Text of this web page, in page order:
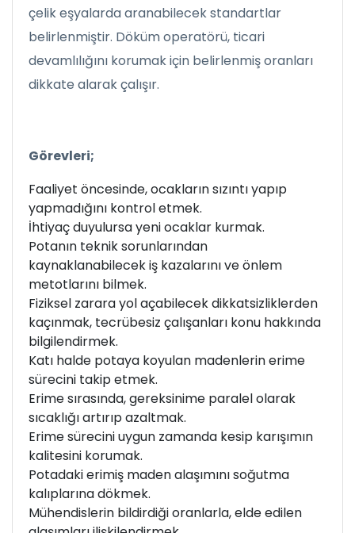
çelik eşyalarda aranabilecek standartlar
belirlenmiştir. Döküm operatörü, ticari
devamlılığını korumak için belirlenmiş oranları
dikkate alarak çalışır.
Görevleri;
Faaliyet öncesinde, ocakların sızıntı yapıp
yapmadığını kontrol etmek.
İhtiyaç duyulursa yeni ocaklar kurmak.
Potanın teknik sorunlarından
kaynaklanabilecek iş kazalarını ve önlem
metotlarını bilmek.
Fiziksel zarara yol açabilecek dikkatsizliklerden
kaçınmak, tecrübesiz çalışanları konu hakkında
bilgilendirmek.
Katı halde potaya koyulan madenlerin erime
sürecini takip etmek.
Erime sırasında, gereksinime paralel olarak
sıcaklığı artırıp azaltmak.
Erime sürecini uygun zamanda kesip karışımın
kalitesini korumak.
Potadaki erimiş maden alaşımını soğutma
kalıplarına dökmek.
Mühendislerin bildirdiği oranlarla, elde edilen